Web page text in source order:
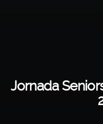
Jornada